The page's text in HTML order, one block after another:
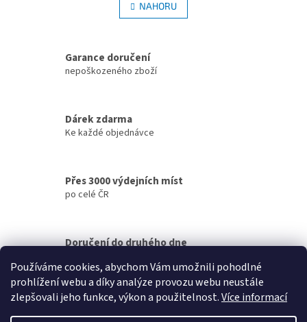
Používáme cookies, abychom Vám umožnili pohodlné
prohlížení webu a díky analýze provozu webu neustále
zlepšovali jeho funkce, výkon a použitelnost.Více informací
l
á
í
y
p
i
n
k
n
í
NAHORU
Garance doručení
nepoškozeného zboží
Dárek zdarma
Ke každé objednávce
Přes 3000 výdejních míst
po celé ČR
Doručení do druhého dne